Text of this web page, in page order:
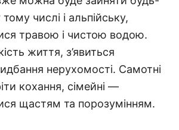
числі і альпійську,
травою і чистою водою.
життя, з’явиться
нерухомості. Самотні
кохання, сімейні —
щастям та порозумінням.